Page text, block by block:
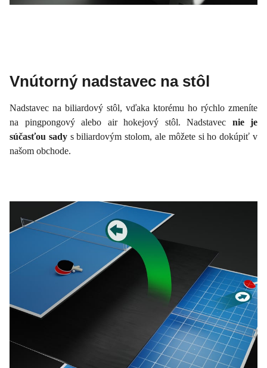
Vnútorný nadstavec na stôl
Nadstavec na biliardový stôl, vďaka ktorému ho rýchlo zmeníte
na pingpongový alebo air hokejový stôl. Nadstavec nie je
súčasťou sady s biliardovým stolom, ale môžete si ho dokúpiť v
našom obchode.